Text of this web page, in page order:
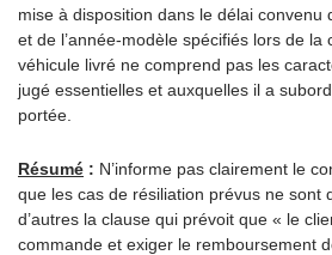
mise à disposition dans le délai convenu
et de l’année-modèle spécifiés lors de la
véhicule livré ne comprend pas les
jugé essentielles et auxquelles il a
portée.
Résumé : N’informe pas clairement le
que les cas de résiliation prévus ne sont
d’autres la clause qui prévoit que « le
commande et exiger le remboursement